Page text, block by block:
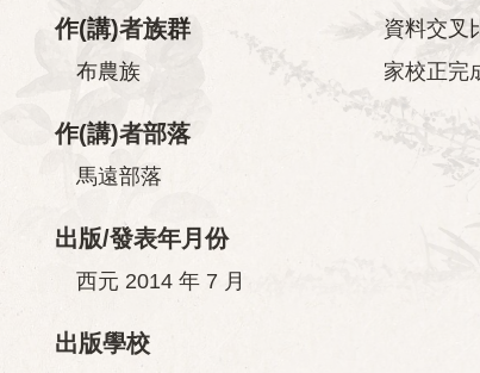
作(講)者族群
布農族
作(講)者部落
馬遠部落
出版/發表年月份
西元 2014 年 7 月
出版學校
資料交叉
家校正完